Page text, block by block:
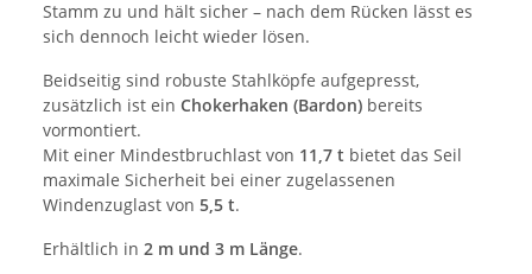
Stamm zu und hält sicher – nach dem Rücken lässt es
sich dennoch leicht wieder lösen.
Beidseitig sind robuste Stahlköpfe aufgepresst,
zusätzlich ist ein Chokerhaken (Bardon) bereits
vormontiert.
Mit einer Mindestbruchlast von 11,7 t bietet das Seil
maximale Sicherheit bei einer zugelassenen
Windenzuglast von 5,5 t.
Erhältlich in 2 m und 3 m Länge.